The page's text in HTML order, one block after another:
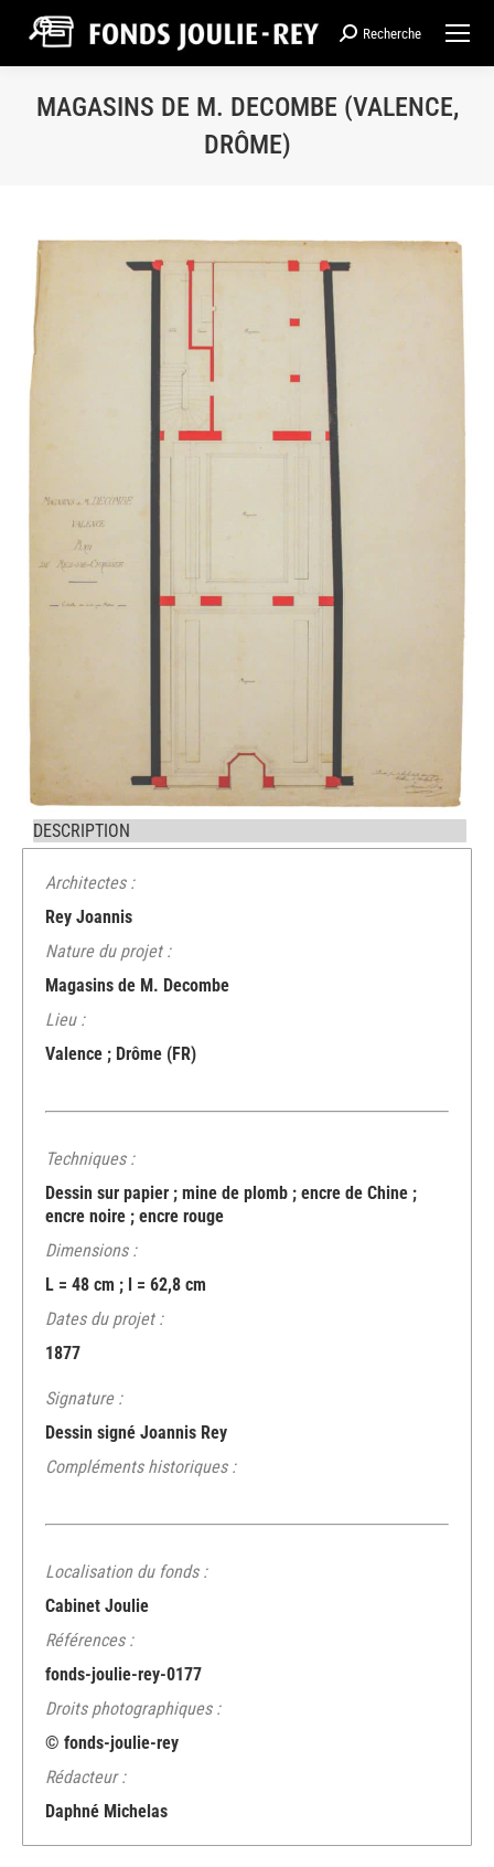
Recherche
Recherche
MAGASINS DE M. DECOMBE (VALENCE,
DRÔME)
DESCRIPTION
Architectes :
Rey Joannis
Nature du projet :
Magasins de M. Decombe
Lieu :
Valence ; Drôme (FR)
Techniques :
Dessin sur papier ; mine de plomb ; encre de Chine ;
encre noire ; encre rouge
Dimensions :
L = 48 cm ; l = 62,8 cm
Dates du projet :
1877
Signature :
Dessin signé Joannis Rey
Compléments historiques :
Localisation du fonds :
Cabinet Joulie
Références :
fonds-joulie-rey-0177
Droits photographiques :
© fonds-joulie-rey
Rédacteur :
Daphné Michelas